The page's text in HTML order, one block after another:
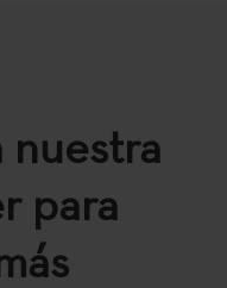
nuestra
para